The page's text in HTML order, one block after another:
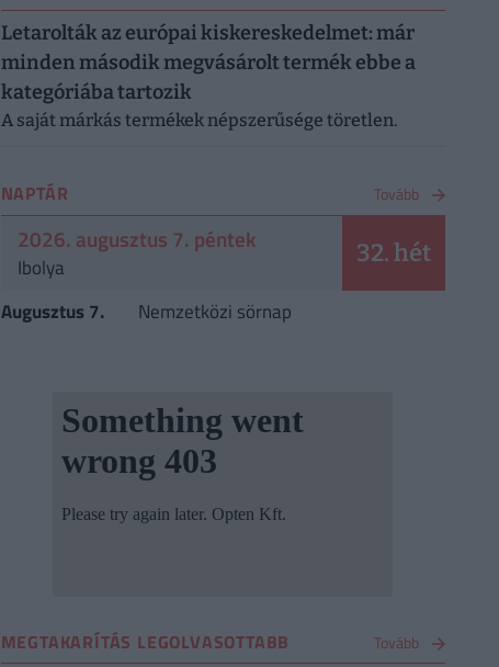
Letarolták az európai kiskereskedelmet: már
minden második megvásárolt termék ebbe a
kategóriába tartozik
A saját márkás termékek népszerűsége töretlen.
NAPTÁR Tovább
2026. augusztus 7. péntek
Ibolya 32. hét
Augusztus 7. Nemzetközi sörnap
MEGTAKARÍTÁS LEGOLVASOTTABB Tovább